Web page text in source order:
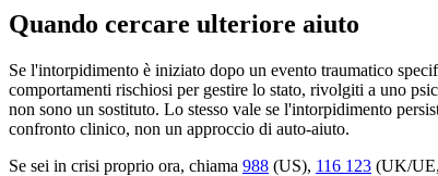
Quando cercare ulteriore aiuto
Se l'intorpidimento è iniziato dopo un evento traumatico
comportamenti rischiosi per gestire lo stato, rivolgiti a uno
non sono un sostituto. Lo stesso vale se l'intorpidimento
confronto clinico, non un approccio di auto-aiuto.
Se sei in crisi proprio ora, chiama 988 (US), 116 123 (UK/UE,